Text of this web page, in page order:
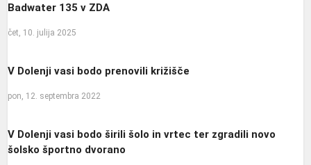
Badwater 135 v ZDA
čet, 10. julija 2025
V Dolenji vasi bodo prenovili križišče
pon, 12. septembra 2022
V Dolenji vasi bodo širili šolo in vrtec ter zgradili novo
šolsko športno dvorano